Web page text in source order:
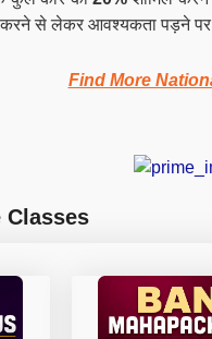
करने से लेकर आवश्यकता पड़ने पर
Find More
Classes